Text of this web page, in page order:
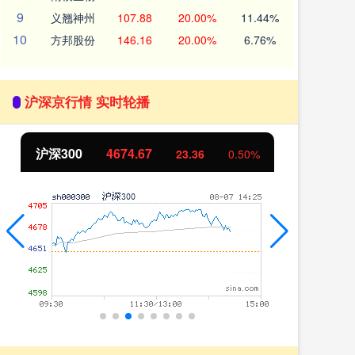
9 义翘神州 107.88 20.00% 11.44%
10 方邦股份 146.16 20.00% 6.76%
沪深京行情 实时轮播
4674.67 23.36 0.50%